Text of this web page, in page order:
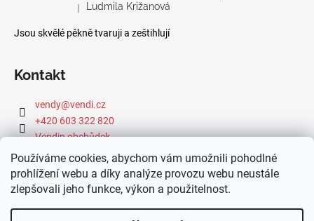
Používáme cookies, abychom vám umožnili pohodlné
prohlížení webu a díky analýze provozu webu neustále
zlepšovali jeho funkce, výkon a použitelnost.
Hodnocení produktu je 5 z 5 hvězdiček.
| Ludmila Križanová
Jsou skvělé pěkně tvaruji a zeštihlují
Kontakt
vendy@vendi.cz
+420 603 322 820
Vendin obchůdek